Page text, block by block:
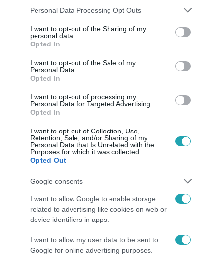
Please note that this website/app uses one or more Google
not limited to your visit or usage behaviour. You may click to
grant or deny consent to Google and its third-party tags to
use your data for below specified purposes in below Google
consent section.
Personal Data Processing Opt Outs
I want to opt-out of the Sharing of my
personal data.
Opted In
I want to opt-out of the Sale of my
Personal Data.
Opted In
I want to opt-out of processing my
Personal Data for Targeted Advertising.
Opted In
I want to opt-out of Collection, Use,
Retention, Sale, and/or Sharing of my
Personal Data that Is Unrelated with the
Purposes for which it was collected.
Opted Out
Google consents
I want to allow Google to enable storage
related to advertising like cookies on web or
device identifiers in apps.
I want to allow my user data to be sent to
Google for online advertising purposes.
Népszerű
Öt gyereket neveltek fel közösen – szinte sosem
mutatja meg férjét Ungár Anikó